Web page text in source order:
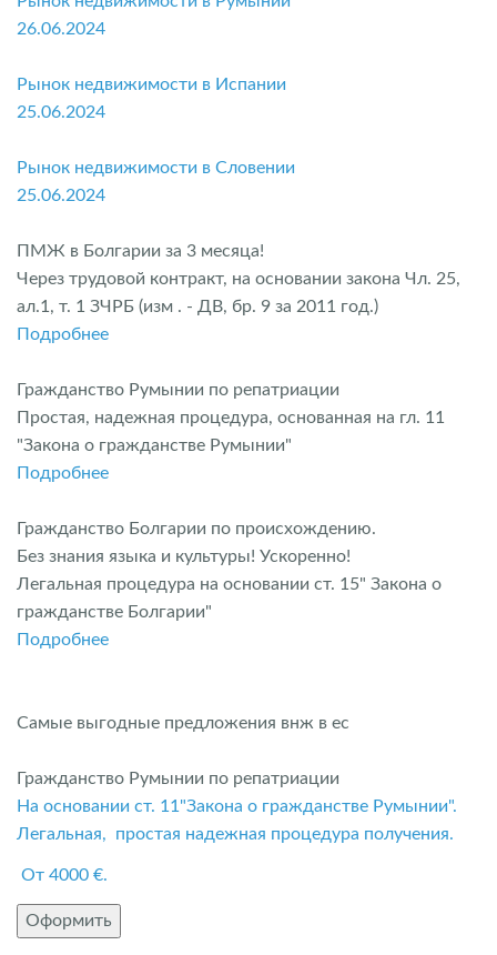
26.06.2024
Рынок недвижимости в Испании
25.06.2024
Рынок недвижимости в Словении
25.06.2024
ПМЖ в Болгарии за 3 месяца!
Через трудовой контракт, на основании закона Чл. 25,
ал.1, т. 1 ЗЧРБ (изм . - ДВ, бр. 9 за 2011 год.)
Подробнее
Гражданство Румынии по репатриации
Простая, надежная процедура, основанная на гл. 11
"Закона о гражданстве Румынии"
Подробнее
Гражданство Болгарии по происхождению.
Без знания языка и культуры! Ускоренно!
Легальная процедура на основании ст. 15" Закона о
гражданстве Болгарии"
Подробнее
Самые выгодные предложения внж в ес
Гражданство Румынии по репатриации
На основании ст. 11"Закона о гражданстве Румынии".
Легальная, простая надежная процедура получения.
От 4000 €.
Оформить